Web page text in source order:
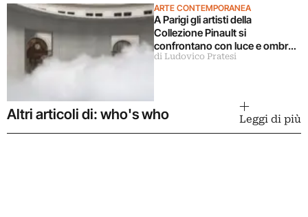
ARTE CONTEMPORANEA
A Parigi gli artisti della
Collezione Pinault si
confrontano con luce e ombra
in una grande mostra
di Ludovico Pratesi
Altri articoli di: who's who Leggi di più